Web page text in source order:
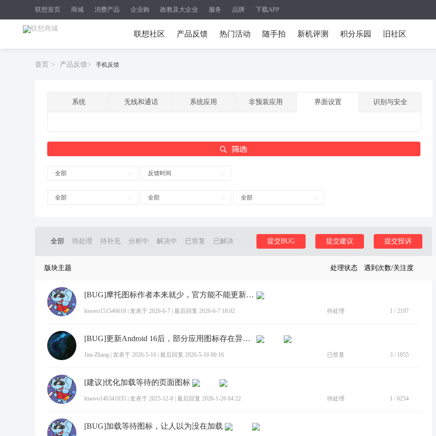
联想首页 商城 消费产品 企业购 政教及大企业 服务 品牌 下载APP
联想社区 产品反馈 热门活动 随手拍 新机评测 积分乐园 旧社区
首页 > 产品反馈> 手机反馈
系统 无线和通话 系统应用 非预装应用 界面设置 识别与安全
全部 反馈时间
全部 全部 全部
全部 待处理 待补充 分析中 解决中 已答复 已解决 提交投诉
提交建议
提交BUG
版块主题 处理状态 遇到次数/关注度
[BUG]摩托图标作者本来就少，官方能不能更新一套最新的谷歌原生图标包？
lenovo151546618 发表于 2026-6-7 最后回复 2026-6-7 18:02 待处理 1 / 2197
[BUG]更新Android 16后，部分应用图标存在异常白边
Jim-Zhang 发表于 2026-5-16 最后回复 2026-5-16 00:16 已答复 3 / 1855
[建议]优化加载等待的页面图标
lenovo146341035 发表于 2025-12-8 最后回复 2026-1-26 04:22 待处理 1 / 6254
[BUG]加载等待图标，让人以为没在加载